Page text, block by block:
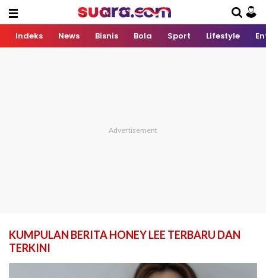
Indeks News Bisnis Bola Sport Lifestyle
KUMPULAN BERITA HONEY LEE TERBARU DAN
TERKINI